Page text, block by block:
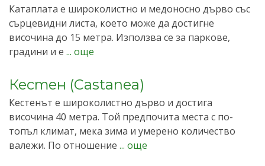
Катаплата е широколистно и медоносно дърво със
сърцевидни листа, което може да достигне
височина до 15 метра. Използва се за паркове,
градини и е ... още
Кестен (Castanea)
Кестенът е широколистно дърво и достига
височина 40 метра. Той предпочита места с по-
топъл климат, мека зима и умерено количество
валежи. По отношение ... още